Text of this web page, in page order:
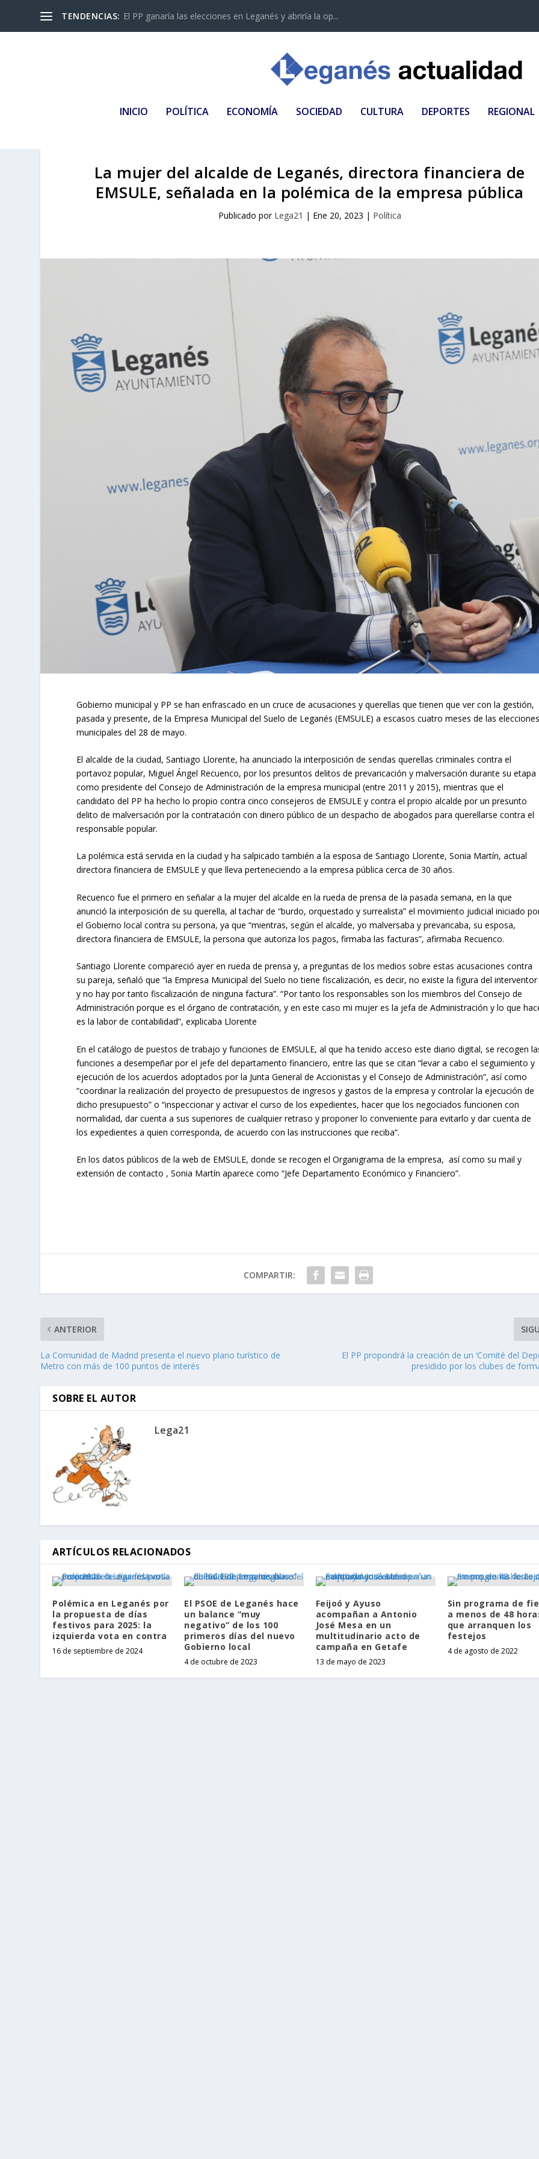
TENDENCIAS: El PP ganaría las elecciones en Leganés y abriría la op...
INICIO POLÍTICA ECONOMÍA SOCIEDAD CULTURA DEPORTES REGIONAL
La mujer del alcalde de Leganés, directora financiera de
EMSULE, señalada en la polémica de la empresa pública
Publicado por Lega21 | Ene 20, 2023 | Política
Gobierno municipal y PP se han enfrascado en un cruce de acusaciones y querellas que tienen que ver con la gestión,
pasada y presente, de la Empresa Municipal del Suelo de Leganés (EMSULE) a escasos cuatro meses de las
municipales del 28 de mayo.
El alcalde de la ciudad, Santiago Llorente, ha anunciado la interposición de sendas querellas criminales contra el
portavoz popular, Miguel Ángel Recuenco, por los presuntos delitos de prevaricación y malversación durante su etapa
como presidente del Consejo de Administración de la empresa municipal (entre 2011 y 2015), mientras que el
candidato del PP ha hecho lo propio contra cinco consejeros de EMSULE y contra el propio alcalde por un presunto
delito de malversación por la contratación con dinero público de un despacho de abogados para querellarse contra el
responsable popular.
La polémica está servida en la ciudad y ha salpicado también a la esposa de Santiago Llorente, Sonia Martín, actual
directora financiera de EMSULE y que lleva perteneciendo a la empresa pública cerca de 30 años.
Recuenco fue el primero en señalar a la mujer del alcalde en la rueda de prensa de la pasada semana, en la que
anunció la interposición de su querella, al tachar de “burdo, orquestado y surrealista” el movimiento judicial iniciado
el Gobierno local contra su persona, ya que “mientras, según el alcalde, yo malversaba y prevaricaba, su esposa,
directora financiera de EMSULE, la persona que autoriza los pagos, firmaba las facturas”, afirmaba Recuenco.
Santiago Llorente compareció ayer en rueda de prensa y, a preguntas de los medios sobre estas acusaciones contra
su pareja, señaló que “la Empresa Municipal del Suelo no tiene fiscalización, es decir, no existe la figura del interventor
y no hay por tanto fiscalización de ninguna factura”. “Por tanto los responsables son los miembros del Consejo de
Administración porque es el órgano de contratación, y en este caso mi mujer es la jefa de Administración y lo que
es la labor de contabilidad”, explicaba Llorente
En el catálogo de puestos de trabajo y funciones de EMSULE, al que ha tenido acceso este diario digital, se recogen
funciones a desempeñar por el jefe del departamento financiero, entre las que se citan “levar a cabo el seguimiento y
ejecución de los acuerdos adoptados por la Junta General de Accionistas y el Consejo de Administración”, así como
“coordinar la realización del proyecto de presupuestos de ingresos y gastos de la empresa y controlar la ejecución de
dicho presupuesto” o “inspeccionar y activar el curso de los expedientes, hacer que los negociados funcionen con
normalidad, dar cuenta a sus superiores de cualquier retraso y proponer lo conveniente para evitarlo y dar cuenta de
los expedientes a quien corresponda, de acuerdo con las instrucciones que reciba”.
En los datos públicos de la web de EMSULE, donde se recogen el Organigrama de la empresa, así como su mail y
extensión de contacto , Sonia Martín aparece como “Jefe Departamento Económico y Financiero”.
COMPARTIR:
ANTERIOR
La Comunidad de Madrid presenta el nuevo plano turístico de
Metro con más de 100 puntos de interés
El PP propondrá la creación de un ‘Comité del
presidido por los clubes de
SOBRE EL AUTOR
Lega21
ARTÍCULOS RELACIONADOS
Polémica en Leganés por
la propuesta de días
festivos para 2025: la
izquierda vota en contra
16 de septiembre de 2024
El PSOE de Leganés hace
un balance “muy
negativo” de los 100
primeros días del nuevo
Gobierno local
4 de octubre de 2023
Feijoó y Ayuso
acompañan a Antonio
José Mesa en un
multitudinario acto de
campaña en Getafe
13 de mayo de 2023
Sin programa de
a menos de 48
que arranquen los
festejos
4 de agosto de 2022